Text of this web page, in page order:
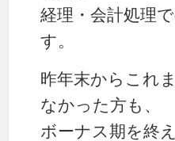
経理・会計処理
す。
昨年末からこれ
なかった方も、
ボーナス期を終